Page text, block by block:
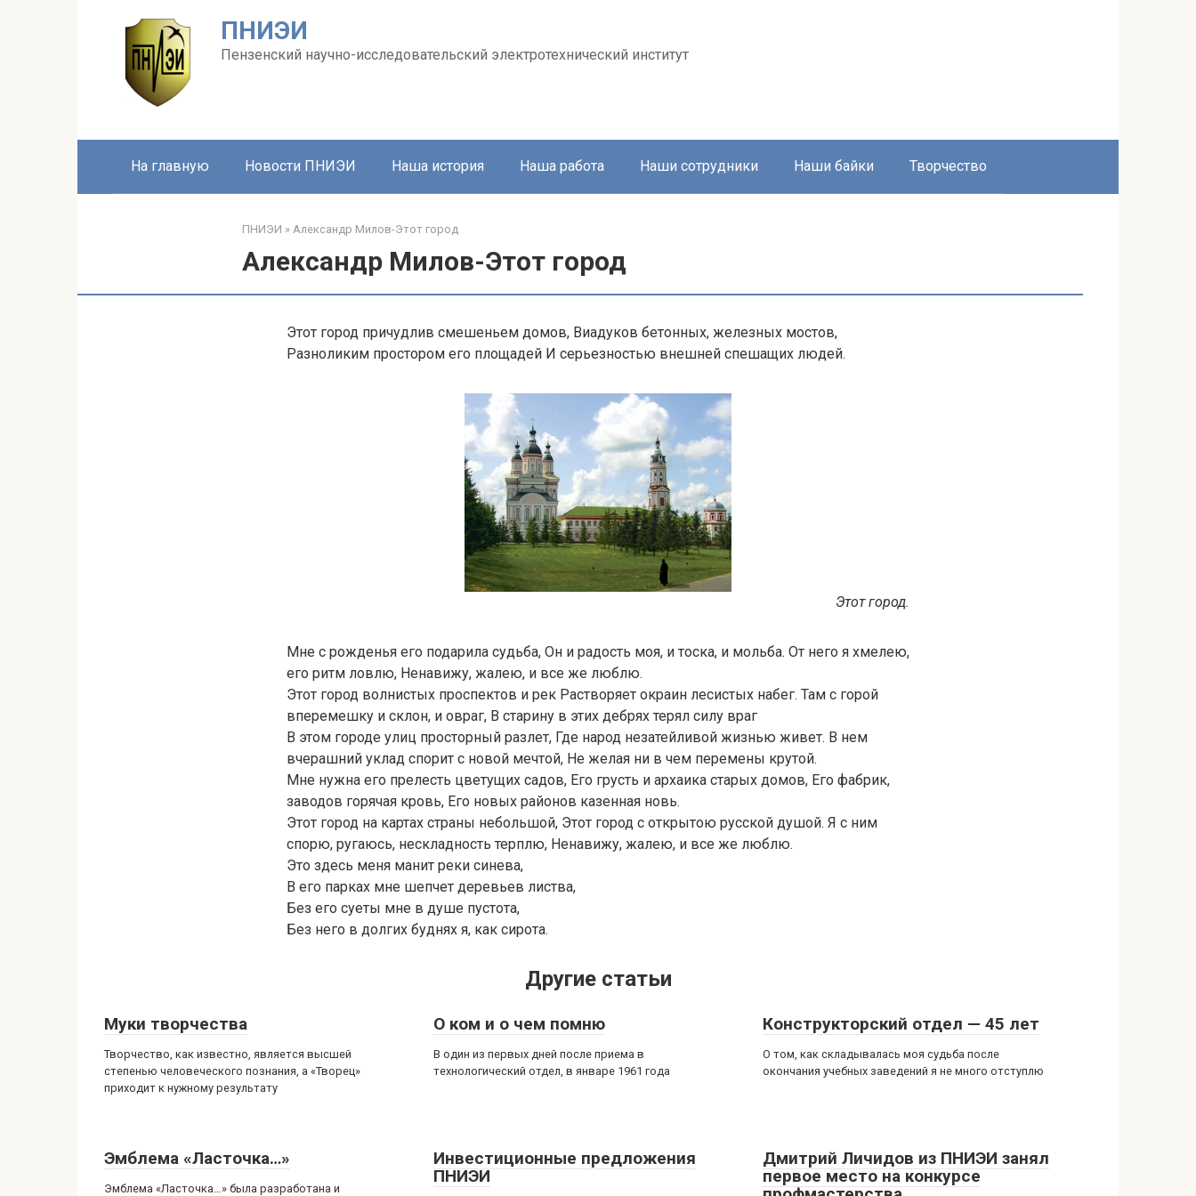
ПНИЭИ
Пензенский научно-исследовательский электротехнический институт
На главную Новости ПНИЭИ Наша история Наша работа Наши сотрудники Наши байки Творчество
ПНИЭИ » Александр Милов-Этот город
Александр Милов-Этот город
Этот город причудлив смешеньем домов, Виадуков бетонных, железных мостов,
Разноликим простором его площадей И серьезностью внешней спешащих людей.
Этот город.
Мне с рожденья его подарила судьба, Он и радость моя, и тоска, и мольба. От него я хмелею,
его ритм ловлю, Ненавижу, жалею, и все же люблю.
Этот город волнистых проспектов и рек Растворяет окраин лесистых набег. Там с горой
вперемешку и склон, и овраг, В старину в этих дебрях терял силу враг
В этом городе улиц просторный разлет, Где народ незатейливой жизнью живет. В нем
вчерашний уклад спорит с новой мечтой, Не желая ни в чем перемены крутой.
Мне нужна его прелесть цветущих садов, Его грусть и архаика старых домов, Его фабрик,
заводов горячая кровь, Его новых районов казенная новь.
Этот город на картах страны небольшой, Этот город с открытою русской душой. Я с ним
спорю, ругаюсь, нескладность терплю, Ненавижу, жалею, и все же люблю.
Это здесь меня манит реки синева,
В его парках мне шепчет деревьев листва,
Без его суеты мне в душе пустота,
Без него в долгих буднях я, как сирота.
Другие статьи
Муки творчества
Творчество, как известно, является высшей
степенью человеческого познания, а «Творец»
приходит к нужному результату
О ком и о чем помню
В один из первых дней после приема в
технологический отдел, в январе 1961 года
Конструкторский отдел — 45 лет
О том, как складывалась моя судьба после
окончания учебных заведений я не много отступлю
Эмблема «Ласточка…»
Эмблема «Ласточка…» была разработана и
Инвестиционные предложения
ПНИЭИ
Дмитрий Личидов из ПНИЭИ занял
первое место на конкурсе